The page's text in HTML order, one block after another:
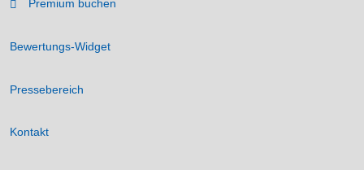
Premium buchen
Bewertungs-Widget
Pressebereich
Kontakt